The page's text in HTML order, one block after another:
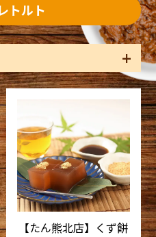
トルト
【たん熊北店】くず餅